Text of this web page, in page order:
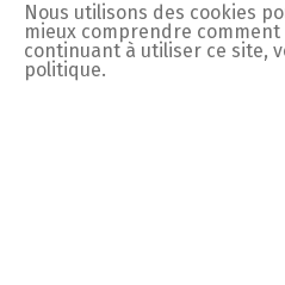
Nous utilisons des cookies
mieux comprendre
continuant à utiliser ce site,
politique.